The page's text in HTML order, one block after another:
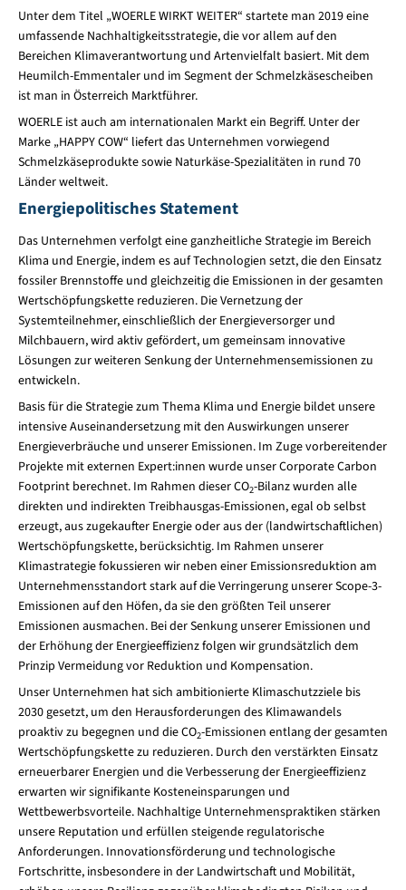
Unter dem Titel „WOERLE WIRKT WEITER“ startete man 2019 eine
umfassende Nachhaltigkeitsstrategie, die vor allem auf den
Bereichen Klimaverantwortung und Artenvielfalt basiert. Mit dem
Heumilch-Emmentaler und im Segment der Schmelzkäsescheiben
ist man in Österreich Marktführer.
WOERLE ist auch am internationalen Markt ein Begriff. Unter der
Marke „HAPPY COW“ liefert das Unternehmen vorwiegend
Schmelzkäseprodukte sowie Naturkäse-Spezialitäten in rund 70
Länder weltweit.
Energiepolitisches Statement
Das Unternehmen verfolgt eine ganzheitliche Strategie im Bereich
Klima und Energie, indem es auf Technologien setzt, die den Einsatz
fossiler Brennstoffe und gleichzeitig die Emissionen in der gesamten
Wertschöpfungskette reduzieren. Die Vernetzung der
Systemteilnehmer, einschließlich der Energieversorger und
Milchbauern, wird aktiv gefördert, um gemeinsam innovative
Lösungen zur weiteren Senkung der Unternehmensemissionen zu
entwickeln.
Basis für die Strategie zum Thema Klima und Energie bildet unsere
intensive Auseinandersetzung mit den Auswirkungen unserer
Energieverbräuche und unserer Emissionen. Im Zuge vorbereitender
Projekte mit externen Expert:innen wurde unser Corporate Carbon
Footprint berechnet. Im Rahmen dieser CO2-Bilanz wurden alle
direkten und indirekten Treibhausgas-Emissionen, egal ob selbst
erzeugt, aus zugekaufter Energie oder aus der (landwirtschaftlichen)
Wertschöpfungskette, berücksichtig. Im Rahmen unserer
Klimastrategie fokussieren wir neben einer Emissionsreduktion am
Unternehmensstandort stark auf die Verringerung unserer Scope-3-
Emissionen auf den Höfen, da sie den größten Teil unserer
Emissionen ausmachen. Bei der Senkung unserer Emissionen und
der Erhöhung der Energieeffizienz folgen wir grundsätzlich dem
Prinzip Vermeidung vor Reduktion und Kompensation.
Unser Unternehmen hat sich ambitionierte Klimaschutzziele bis
2030 gesetzt, um den Herausforderungen des Klimawandels
proaktiv zu begegnen und die CO2-Emissionen entlang der gesamten
Wertschöpfungskette zu reduzieren. Durch den verstärkten Einsatz
erneuerbarer Energien und die Verbesserung der Energieeffizienz
erwarten wir signifikante Kosteneinsparungen und
Wettbewerbsvorteile. Nachhaltige Unternehmenspraktiken stärken
unsere Reputation und erfüllen steigende regulatorische
Anforderungen. Innovationsförderung und technologische
Fortschritte, insbesondere in der Landwirtschaft und Mobilität,